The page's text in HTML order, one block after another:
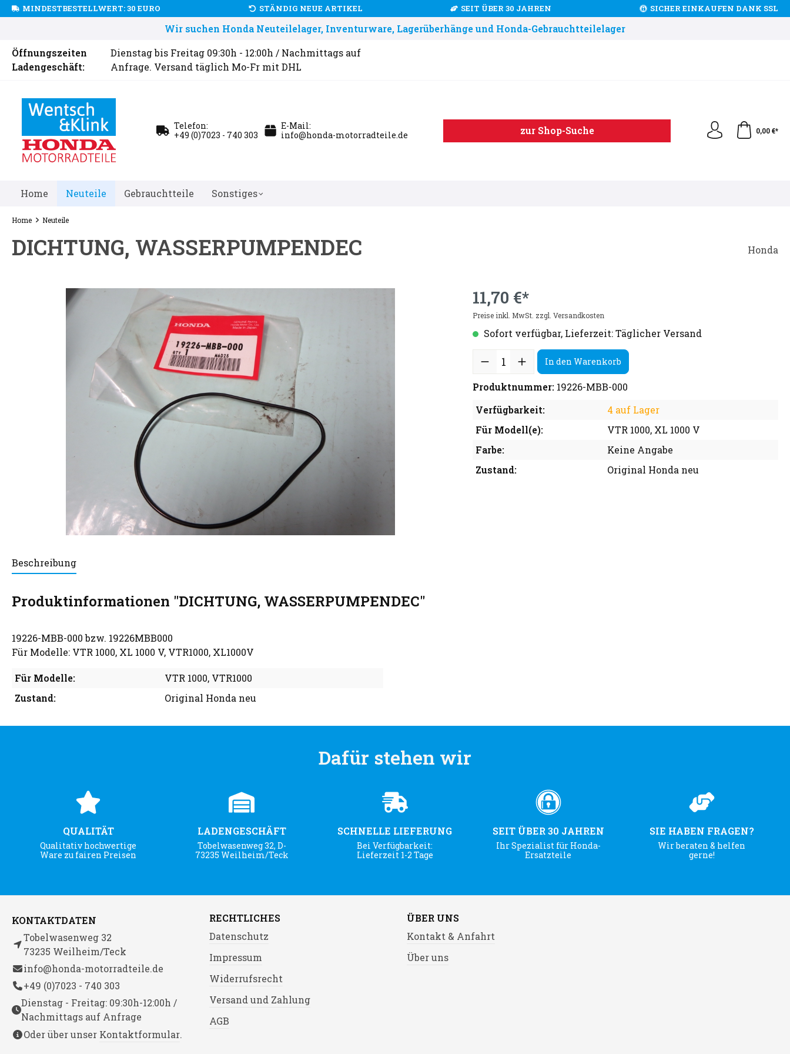
MINDESTBESTELLWERT: 30 EURO STÄNDIG NEUE ARTIKEL SEIT ÜBER 30 JAHREN SICHER EINKAUFEN DANK SSL
Wir suchen Honda Neuteilelager, Inventurware, Lagerüberhänge und Honda-Gebrauchtteilelager
Öffnungszeiten
Ladengeschäft:
Dienstag bis Freitag 09:30h - 12:00h / Nachmittags auf
Anfrage. Versand täglich Mo-Fr mit DHL
Telefon:
+49 (0)7023 - 740 303
E-Mail:
info@honda-motorradteile.de
zur Shop-Suche 0,00 €*
Home Neuteile Gebrauchtteile Sonstiges
Home Neuteile
DICHTUNG, WASSERPUMPENDEC Honda
11,70 €*
Preise inkl. MwSt. zzgl. Versandkosten
Sofort verfügbar, Lieferzeit: Täglicher Versand
In den Warenkorb
Produktnummer: 19226-MBB-000
Verfügbarkeit:
4 auf Lager
Für Modell(e):
VTR 1000, XL 1000 V
Farbe:
Keine Angabe
Zustand:
Original Honda neu
Beschreibung
Produktinformationen "DICHTUNG, WASSERPUMPENDEC"
19226-MBB-000 bzw. 19226MBB000
Für Modelle: VTR 1000, XL 1000 V, VTR1000, XL1000V
Für Modelle: VTR 1000, VTR1000
Zustand:
Original Honda neu
Dafür stehen wir
QUALITÄT
Qualitativ hochwertige
Ware zu fairen Preisen
LADENGESCHÄFT
Tobelwasenweg 32, D-
73235 Weilheim/Teck
SCHNELLE LIEFERUNG
Bei Verfügbarkeit:
Lieferzeit 1-2 Tage
SEIT ÜBER 30 JAHREN
Ihr Spezialist für Honda-
Ersatzteile
SIE HABEN FRAGEN?
Wir beraten & helfen
gerne!
KONTAKTDATEN
Tobelwasenweg 32
73235 Weilheim/Teck
info@honda-motorradteile.de
+49 (0)7023 - 740 303
Dienstag - Freitag: 09:30h-12:00h /
Nachmittags auf Anfrage
Oder über unser Kontaktformular.
RECHTLICHES
Datenschutz
Impressum
Widerrufsrecht
Versand und Zahlung
AGB
ÜBER UNS
Kontakt & Anfahrt
Über uns